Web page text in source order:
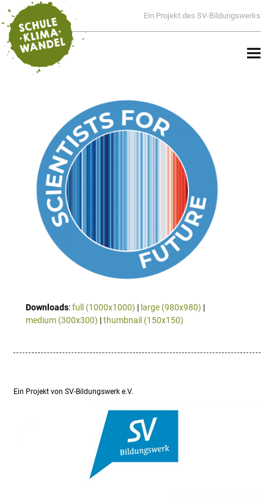
Ein Projekt des SV-Bildungswerks
Downloads:full (1000x1000) | large (980x980) |
medium (300x300) |thumbnail (150x150)
Ein Projekt von SV-Bildungswerk e.V.